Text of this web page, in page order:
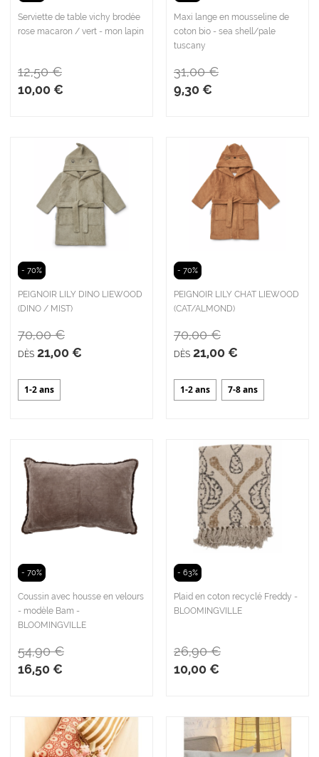
Serviette de table vichy brodée
rose macaron / vert - mon lapin
10,00 €
12,50 €
Maxi lange en mousseline de
coton bio - sea shell/pale
tuscany
9,30 €
31,00 €
- 70%
PEIGNOIR LILY DINO LIEWOOD
(DINO / MIST)
DÈS 21,00 €
70,00 €
1-2 ans
- 70%
PEIGNOIR LILY CHAT LIEWOOD
(CAT/ALMOND)
DÈS 21,00 €
70,00 €
1-2 ans 7-8 ans
- 70%
Coussin avec housse en velours
- modèle Bam -
BLOOMINGVILLE
16,50 €
54,90 €
- 63%
Plaid en coton recyclé Freddy -
BLOOMINGVILLE
10,00 €
26,90 €